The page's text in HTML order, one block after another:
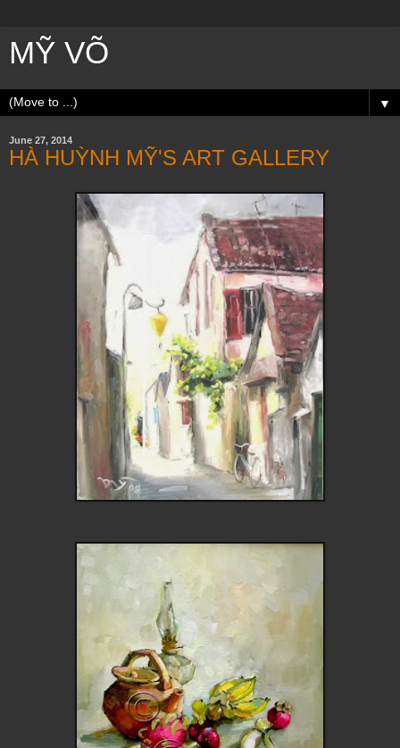
MỸ VÕ
▼
June 27, 2014
HÀ HUỲNH MỸ'S ART GALLERY